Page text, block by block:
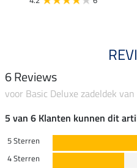
6 Reviews
voor Basic Deluxe zadeldek
5 van 6 Klanten kunnen dit
5 Sterren
4 Sterren